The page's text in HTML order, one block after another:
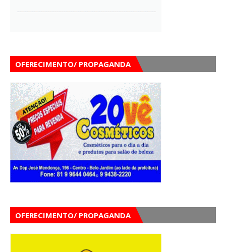
OFERECIMENTO/ PROPAGANDA
OFERECIMENTO/ PROPAGANDA